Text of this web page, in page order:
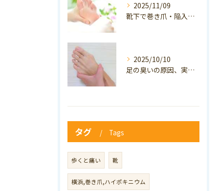
2025/11/09
靴下で巻き爪・陥入爪の予防はできる？おすすめの靴下を紹介！
2025/10/10
足の臭いの原因、実は巻き爪かも？ニオイ対策と予防のポイントも解説！
タグ Tags
歩くと痛い 靴
横浜,巻き爪,ハイポキニウム